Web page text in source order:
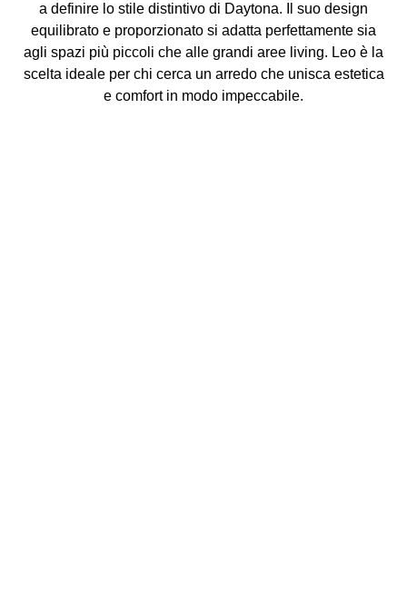
a definire lo stile distintivo di Daytona. Il suo design
equilibrato e proporzionato si adatta perfettamente sia
agli spazi più piccoli che alle grandi aree living. Leo è la
scelta ideale per chi cerca un arredo che unisca estetica
e comfort in modo impeccabile.